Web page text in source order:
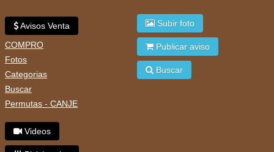
Avisos Venta
COMPRO
Fotos
Categorias
Buscar
Permutas - CANJE
Videos
Subir foto
Publicar aviso
Buscar